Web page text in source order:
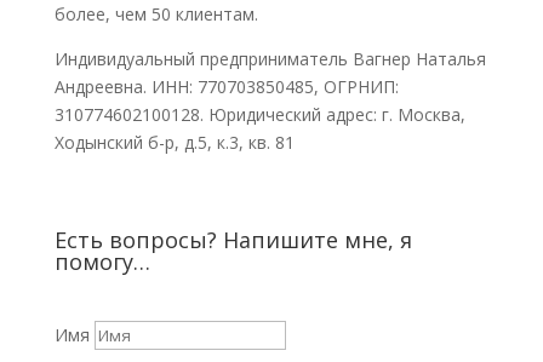
более, чем 50 клиентам.
Индивидуальный предприниматель Вагнер Наталья
Андреевна. ИНН: 770703850485, ОГРНИП:
310774602100128. Юридический адрес: г. Москва,
Ходынский б-р, д.5, к.3, кв. 81
Есть вопросы? Напишите мне, я
помогу…
Имя